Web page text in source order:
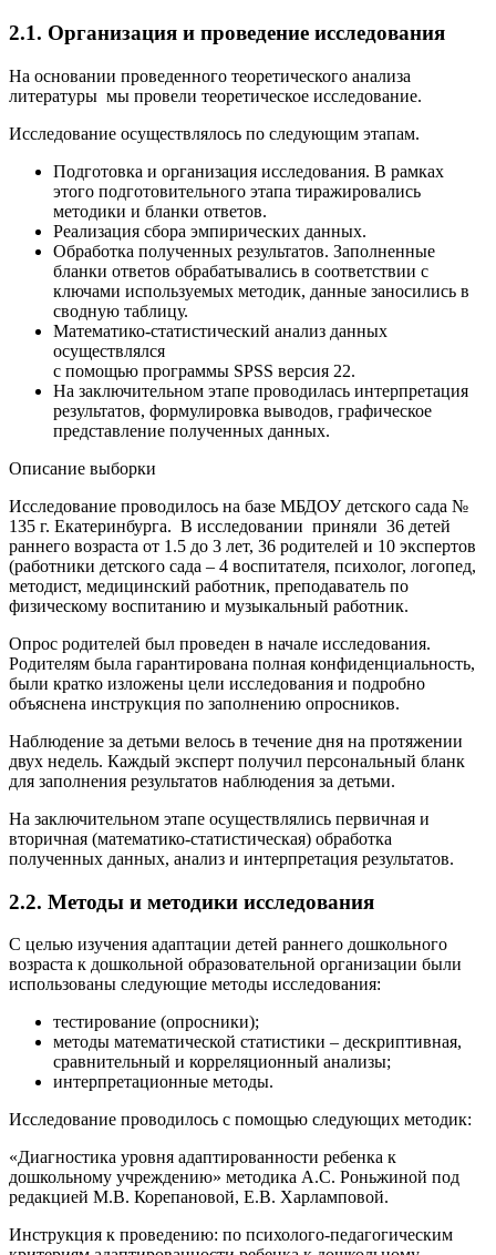
2.1. Организация и проведение исследования
На основании проведенного теоретического анализа
литературы мы провели теоретическое исследование.
Исследование осуществлялось по следующим этапам.
Подготовка и организация исследования. В рамках
этого подготовительного этапа тиражировались
методики и бланки ответов.
Реализация сбора эмпирических данных.
Обработка полученных результатов. Заполненные
бланки ответов обрабатывались в соответствии с
ключами используемых методик, данные заносились в
сводную таблицу.
Математико-статистический анализ данных
осуществлялся
с помощью программы SPSS версия 22.
На заключительном этапе проводилась интерпретация
результатов, формулировка выводов, графическое
представление полученных данных.
Описание выборки
Исследование проводилось на базе МБДОУ детского сада №
135 г. Екатеринбурга. В исследовании приняли 36 детей
раннего возраста от 1.5 до 3 лет, 36 родителей и 10 экспертов
(работники детского сада – 4 воспитателя, психолог, логопед,
методист, медицинский работник, преподаватель по
физическому воспитанию и музыкальный работник.
Опрос родителей был проведен в начале исследования.
Родителям была гарантирована полная конфиденциальность,
были кратко изложены цели исследования и подробно
объяснена инструкция по заполнению опросников.
Наблюдение за детьми велось в течение дня на протяжении
двух недель. Каждый эксперт получил персональный бланк
для заполнения результатов наблюдения за детьми.
На заключительном этапе осуществлялись первичная и
вторичная (математико-статистическая) обработка
полученных данных, анализ и интерпретация результатов.
2.2. Методы и методики исследования
С целью изучения адаптации детей раннего дошкольного
возраста к дошкольной образовательной организации были
использованы следующие методы исследования:
тестирование (опросники);
методы математической статистики – дескриптивная,
сравнительный и корреляционный анализы;
интерпретационные методы.
Исследование проводилось с помощью следующих методик:
«Диагностика уровня адаптированности ребенка к
дошкольному учреждению» методика А.С. Роньжиной под
редакцией М.В. Корепановой, Е.В. Харламповой.
Инструкция к проведению: по психолого-педагогическим